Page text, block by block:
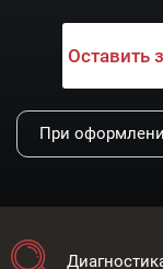
Оставить
При